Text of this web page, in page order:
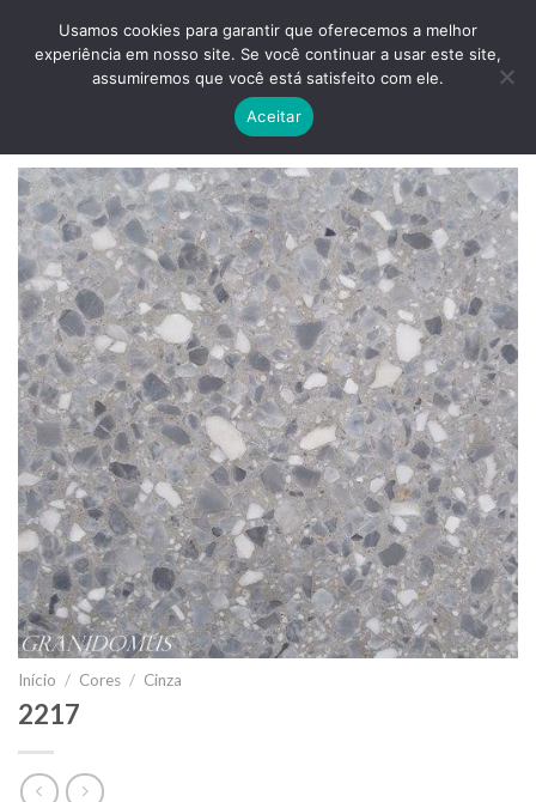
0
Início / Cores / Cinza
2217
Usamos cookies para garantir que oferecemos a melhor
experiência em nosso site. Se você continuar a usar este site,
assumiremos que você está satisfeito com ele.
Aceitar